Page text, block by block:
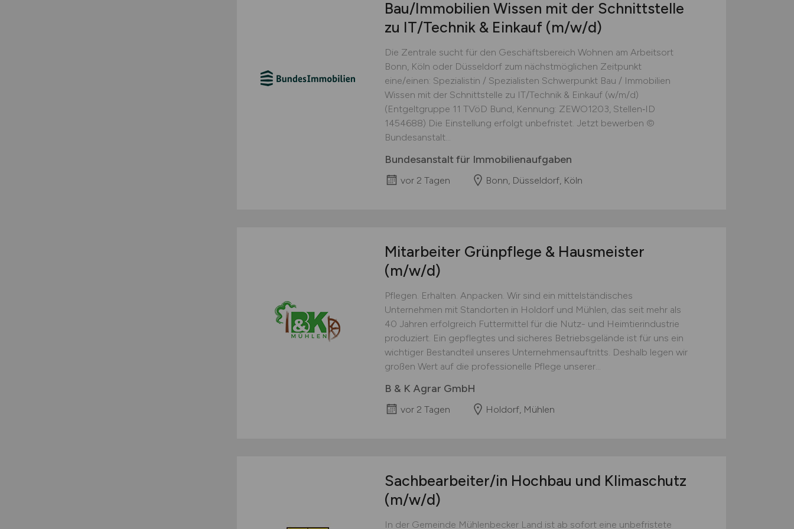
Bau/Immobilien Wissen mit der Schnittstelle
zu IT/Technik & Einkauf (m/w/d)
Die Zentrale sucht für den Geschäftsbereich Wohnen am Arbeitsort
Bonn, Köln oder Düsseldorf zum nächstmöglichen Zeitpunkt
eine/einen: Spezialistin / Spezialisten Schwerpunkt Bau / Immobilien
Wissen mit der Schnittstelle zu IT/​Technik & Einkauf (w/m/d)
(Entgeltgruppe 11 TVöD Bund, Kennung: ZEWO1203, Stellen‑ID
1454688) Die Einstellung erfolgt unbefristet. Jetzt bewerben ©
Bundesanstalt...
Bundesanstalt für Immobilienaufgaben
vor 2 Tagen Bonn, Düsseldorf, Köln
Mitarbeiter Grünpflege & Hausmeister
(m/w/d)
Pflegen. Erhalten. Anpacken. Wir sind ein mittelständisches
Unternehmen mit Standorten in Holdorf und Mühlen, das seit mehr als
40 Jahren erfolgreich Futtermittel für die Nutz- und Heimtierindustrie
produziert. Ein gepflegtes und sicheres Betriebsgelände ist für uns ein
wichtiger Bestandteil unseres Unternehmensauftritts. Deshalb legen wir
großen Wert auf die professionelle Pflege unserer...
B & K Agrar GmbH
vor 2 Tagen Holdorf, Mühlen
Sachbearbeiter/in Hochbau und Klimaschutz
(m/w/d)
In der Gemeinde Mühlenbecker Land ist ab sofort eine unbefristete